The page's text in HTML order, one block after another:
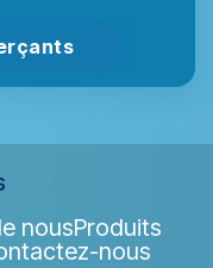
nousProduits
nous